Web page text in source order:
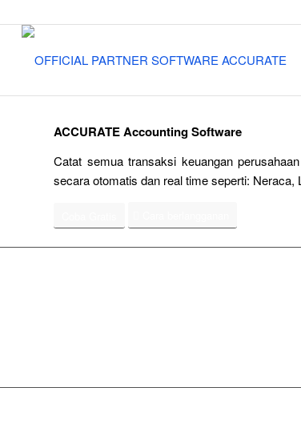
ACCURATE Accounting Software
Catat semua transaksi keuangan
secara otomatis dan real time seperti: